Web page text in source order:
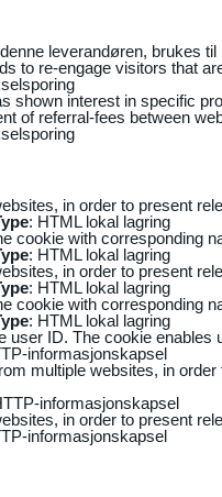
leverandøren, brukes
to re-engage visitors that
shown interest in specific
of referral-fees between
in order to present
: HTML lokal lagring
cookie with corresponding
: HTML lokal lagring
in order to present
: HTML lokal lagring
cookie with corresponding
: HTML lokal lagring
user ID. The cookie
informasjonskapsel
multiple websites, in
informasjonskapsel
in order to present
informasjonskapsel